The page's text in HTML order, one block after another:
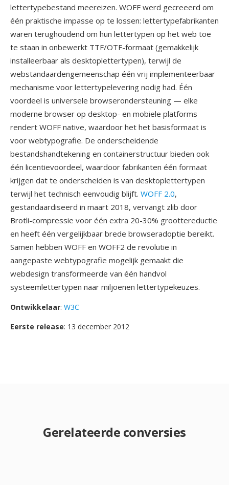
lettertypebestand meereizen. WOFF werd gecreeerd om
één praktische impasse op te lossen: lettertypefabrikanten
waren terughoudend om hun lettertypen op het web toe
te staan in onbewerkt TTF/OTF-formaat (gemakkelijk
installeerbaar als desktoplettertypen), terwijl de
webstandaardengemeenschap één vrij implementeerbaar
mechanisme voor lettertypelevering nodig had. Één
voordeel is universele browserondersteuning — elke
moderne browser op desktop- en mobiele platforms
rendert WOFF native, waardoor het het basisformaat is
voor webtypografie. De onderscheidende
bestandshandtekening en containerstructuur bieden ook
één licentievoordeel, waardoor fabrikanten één formaat
krijgen dat te onderscheiden is van desktoplettertypen
terwijl het technisch eenvoudig blijft. WOFF 2.0,
gestandaardiseerd in maart 2018, vervangt zlib door
Brotli-compressie voor één extra 20-30% groottereductie
en heeft één vergelijkbaar brede browseradoptie bereikt.
Samen hebben WOFF en WOFF2 de revolutie in
aangepaste webtypografie mogelijk gemaakt die
webdesign transformeerde van één handvol
systeemlettertypen naar miljoenen lettertypekeuzes.
Ontwikkelaar: W3C
Eerste release: 13 december 2012
Gerelateerde conversies